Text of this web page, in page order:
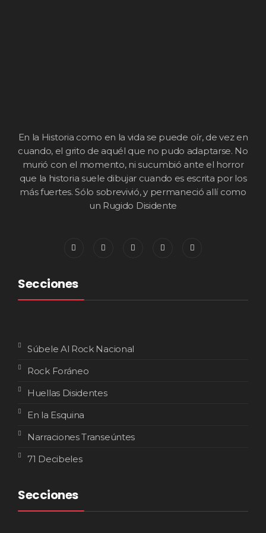
En la Historia como en la vida se puede oír, de vez en
cuando, el grito de aquél que no pudo adaptarse. No
murió con el momento, ni sucumbió ante el horror
que la historia suele dibujar cuando es escrita por los
más fuertes. Sólo sobrevivió, y permaneció allí como
un Rugido Disidente
Secciones
Súbele Al Rock Nacional
Rock Foráneo
Huellas Disidentes
En la Esquina
Narraciones Transeúntes
71 Decibeles
Secciones